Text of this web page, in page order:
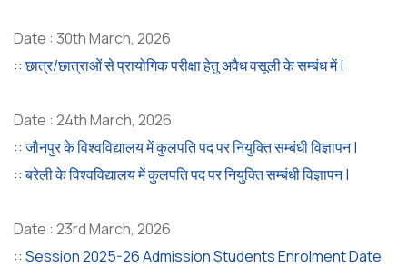
Date : 30th March, 2026
:: छात्र/छात्राओं से प्रायोगिक परीक्षा हेतु अवैध वसूली के सम्बंध में |
Date : 24th March, 2026
:: जौनपुर के विश्वविद्यालय में कुलपति पद पर नियुक्ति सम्बंधी विज्ञापन |
:: बरेली के विश्वविद्यालय में कुलपति पद पर नियुक्ति सम्बंधी विज्ञापन |
Date : 23rd March, 2026
:: Session 2025-26 Admission Students Enrolment Date